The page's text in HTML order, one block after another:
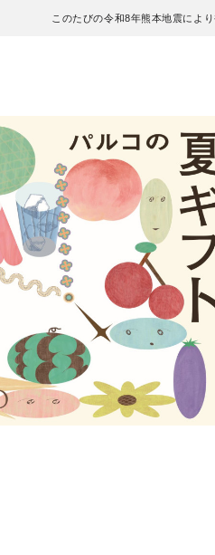
このたびの令和8年熊本地震によ
プ